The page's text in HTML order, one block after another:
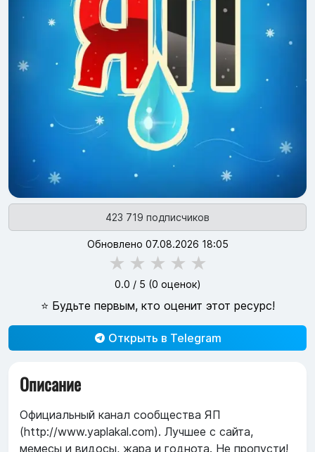
423 719 подписчиков
Обновлено 07.08.2026 18:05
★ ★ ★ ★ ★
0.0 / 5 (0 оценок)
⭐ Будьте первым, кто оценит этот ресурс!
Открыть в Telegram
Описание
Официальный канал сообщества ЯП
(http://www.yaplakal.com). Лучшее с сайта,
мемесы и видосы, жара и годнота. Не пропусти!